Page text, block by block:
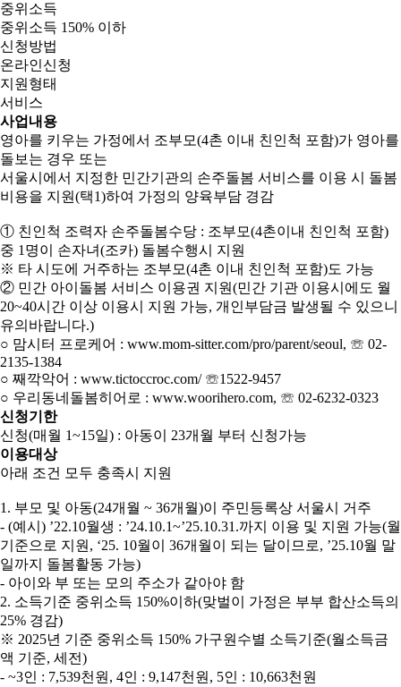
중위소득
중위소득 150% 이하
신청방법
온라인신청
지원형태
서비스
사업내용
영아를 키우는 가정에서 조부모(4촌 이내 친인척 포함)가 영아를
돌보는 경우 또는
서울시에서 지정한 민간기관의 손주돌봄 서비스를 이용 시 돌봄
비용을 지원(택1)하여 가정의 양육부담 경감
① 친인척 조력자 손주돌봄수당 : 조부모(4촌이내 친인척 포함)
중 1명이 손자녀(조카) 돌봄수행시 지원
※ 타 시도에 거주하는 조부모(4촌 이내 친인척 포함)도 가능
② 민간 아이돌봄 서비스 이용권 지원(민간 기관 이용시에도 월
20~40시간 이상 이용시 지원 가능, 개인부담금 발생될 수 있으니
유의바랍니다.)
○ 맘시터 프로케어 : www.mom-sitter.com/pro/parent/seoul, ☏ 02-
2135-1384
○ 째깍악어 : www.tictoccroc.com/ ☏1522-9457
○ 우리동네돌봄히어로 : www.woorihero.com, ☏ 02-6232-0323
신청기한
신청(매월 1~15일) : 아동이 23개월 부터 신청가능
이용대상
아래 조건 모두 충족시 지원
1. 부모 및 아동(24개월 ~ 36개월)이 주민등록상 서울시 거주
- (예시) ’22.10월생 : ’24.10.1~’25.10.31.까지 이용 및 지원 가능(월
기준으로 지원, ‘25. 10월이 36개월이 되는 달이므로, ’25.10월 말
일까지 돌봄활동 가능)
- 아이와 부 또는 모의 주소가 같아야 함
2. 소득기준 중위소득 150%이하(맞벌이 가정은 부부 합산소득의
25% 경감)
※ 2025년 기준 중위소득 150% 가구원수별 소득기준(월소득금
액 기준, 세전)
- ~3인 : 7,539천원, 4인 : 9,147천원, 5인 : 10,663천원